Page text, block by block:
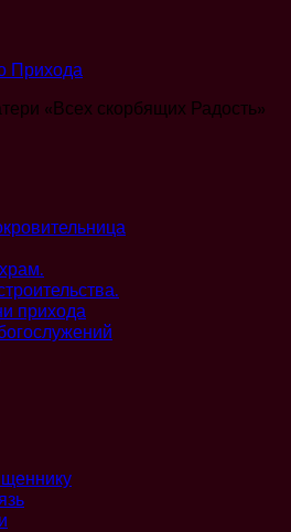
«Всех скорбящих Радость»
прихода